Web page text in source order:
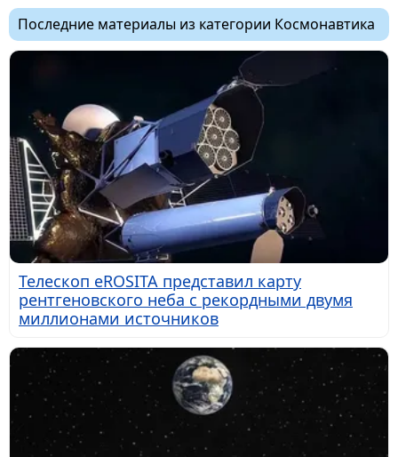
Последние материалы из категории Космонавтика
Телескоп eROSITA представил карту
рентгеновского неба с рекордными двумя
миллионами источников